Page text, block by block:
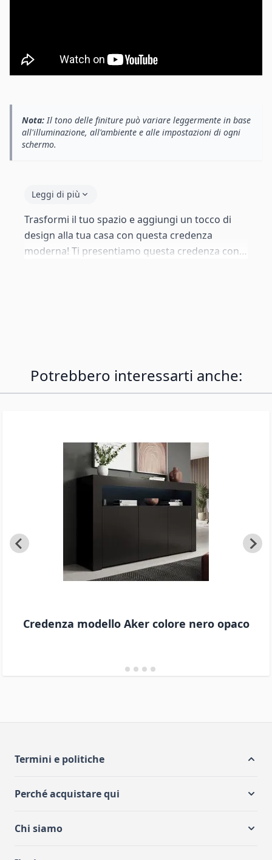
Nota:Il tono delle finiture può variare leggermente in base
all'illuminazione, all'ambiente e alle impostazioni di ogni
schermo.
Leggi di più
Trasformi il tuo spazio e aggiungi un tocco di
design alla tua casa con questa credenza
moderna! Ti presentiamo questa credenza con 3
Potrebbero interessarti anche:
Credenza modello Aker colore nero opaco
Termini e politiche
Perché acquistare qui
Chi siamo